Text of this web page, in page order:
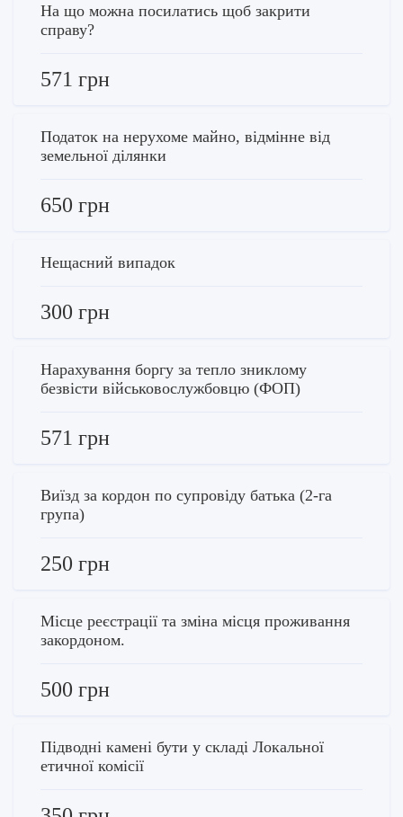
На що можна посилатись щоб закрити
справу?
571 грн
Податок на нерухоме майно, відмінне від
земельної ділянки
650 грн
Нещасний випадок
300 грн
Нарахування боргу за тепло зниклому
безвісти військовослужбовцю (ФОП)
571 грн
Виїзд за кордон по супровіду батька (2-га
група)
250 грн
Місце реєстрації та зміна місця проживання
закордоном.
500 грн
Підводні камені бути у складі Локальної
етичної комісії